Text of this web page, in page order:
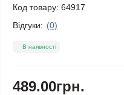
Код товару: 64917
Відгуки: (0)
В наявності
489.00грн.